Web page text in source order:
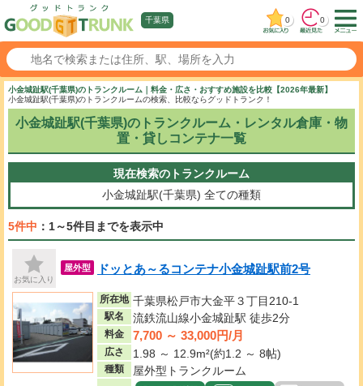
千葉県 0 0
小金城趾駅(千葉県)のトランクルーム｜料金・広さ・おすすめ施設を比較【2026年最新】
小金城趾駅(千葉県)のトランクルームの検索、比較ならグッドトランク！
小金城趾駅(千葉県)のトランクルーム・レンタル倉庫・物
置・貸しコンテナ一覧
現在検索のトランクルーム
小金城趾駅(千葉県) 全ての種類
5件中 ：1～5件目までを表示中
お気に入り
屋外型 ドッとあ～るコンテナ小金城趾駅前2号
所在地 千葉県松戸市大金平３丁目210-1
駅名 流鉄流山線小金城趾駅 徒歩2分
料金 7,700 ～ 33,000円/月
広さ 1.98 ～ 12.9m²(約1.2 ～ 8帖)
種類 屋外型トランクルーム